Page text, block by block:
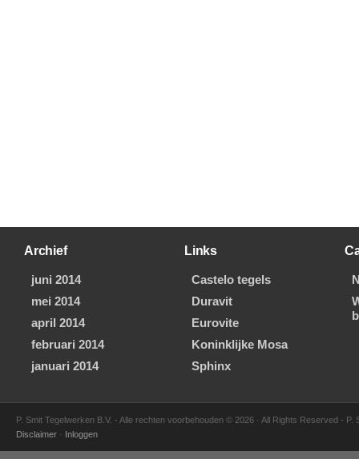
Archief
juni 2014
mei 2014
april 2014
februari 2014
januari 2014
Links
Castelo tegels
Duravit
Eurovite
Koninklijke Mosa
Sphinx
P. Smit Tegelwerken B.V. - Alle rechten voorbehouden © 2026 · All Rights Reserved - P.
Disclaimer · Inloggen